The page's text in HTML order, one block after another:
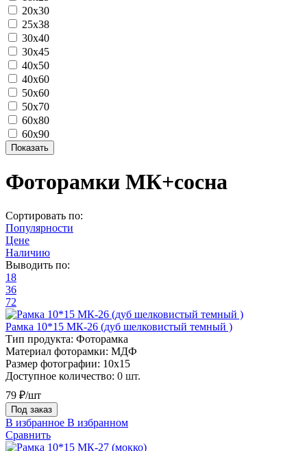
20х30
25х38
30х40
30х45
40х50
40х60
50х60
50х70
60х80
60х90
Фоторамки МК+сосна
Сортировать по:
Популярности
Цене
Наличию
Выводить по:
18
36
72
Рамка 10*15 МК-26 (дуб шелковистый темный )
Тип продукта: Фоторамка
Материал фоторамки: МДФ
Размер фотографии: 10х15
Доступное количество: 0 шт.
79 ₽/шт
Под заказ
В избранное В избранном
Сравнить